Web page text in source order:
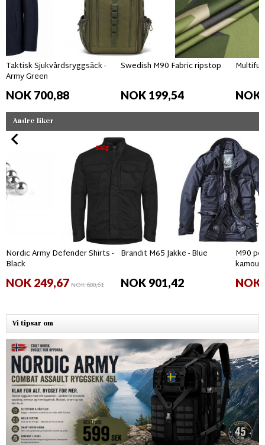
Taktisk Sjukvårdsryggsäck -
Army Green
NOK 700,88
Swedish M90 Fabric ripstop
NOK 199,54 NOK
Andre liker
Salg
Nordic Army Defender Shirts -
Black
NOK 249,67NOK 600,61
Brandit M65 Jakke - Blue
NOK 901,42
M90
NOK
Vi tipsar om